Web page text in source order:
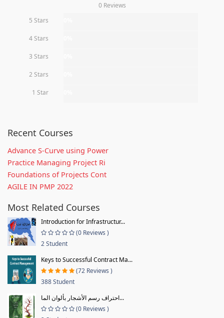
0 Reviews
5 Stars
4 Stars
3 Stars
2 Stars
1 Star
Recent Courses
Advance S-Curve using Power
Practice Managing Project Ri
Foundations of Projects Cont
AGILE IN PMP 2022
Most Related Courses
Introduction for Infrastructur...
(0 Reviews )
2 Student
Keys to Successful Contract Ma...
(72 Reviews )
388 Student
احتراف رسم الأشجار بألوان الما...
(0 Reviews )